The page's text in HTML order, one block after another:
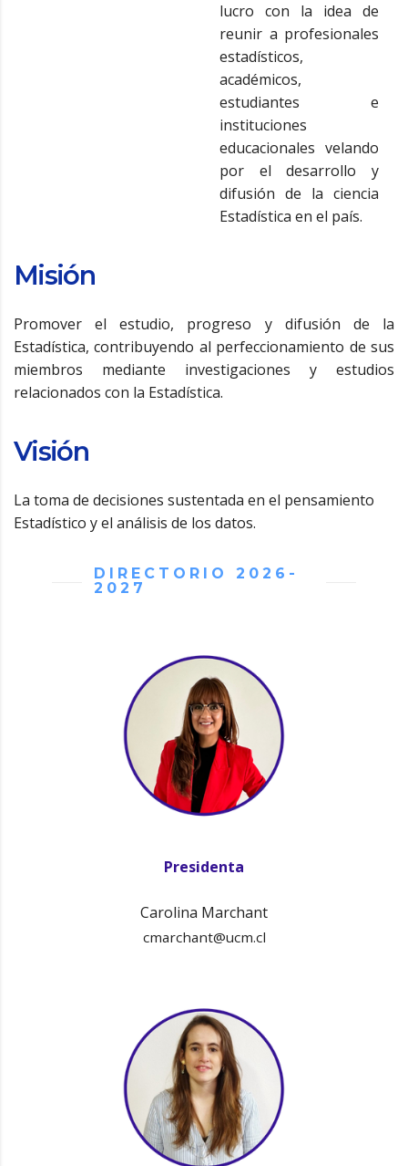
lucro con la idea de
reunir a profesionales
estadísticos,
académicos,
estudiantes e
instituciones
educacionales velando
por el desarrollo y
difusión de la ciencia
Estadística en el país.
Misión
Promover el estudio, progreso y difusión de la
Estadística, contribuyendo al perfeccionamiento de sus
miembros mediante investigaciones y estudios
relacionados con la Estadística.
Visión
La toma de decisiones sustentada en el pensamiento
Estadístico y el análisis de los datos.
DIRECTORIO 2026-
2027
Presidenta
Carolina Marchant
cmarchant@ucm.cl